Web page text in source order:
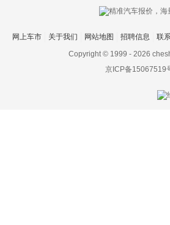
网上车市 关于我们 网站地图 招聘信息
联
Copyright © 1999 - 2026
京ICP备15067519